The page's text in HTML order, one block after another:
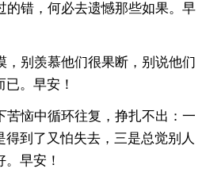
的错，何必去遗憾那些如果。早
，别羡慕他们很果断，别说他们
。早安！
苦恼中循环往复，挣扎不出：一
到了又怕失去，三是总觉别人
早安！